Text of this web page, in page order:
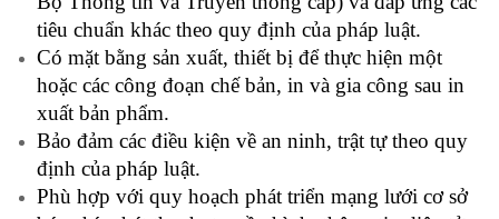
tiêu chuẩn khác theo quy định của pháp luật.
Có mặt bằng sản xuất, thiết bị để thực hiện một
hoặc các công đoạn chế bản, in và gia công sau in
xuất bản phẩm.
Bảo đảm các điều kiện về an ninh, trật tự theo quy
định của pháp luật.
Phù hợp với quy hoạch phát triển mạng lưới cơ sở